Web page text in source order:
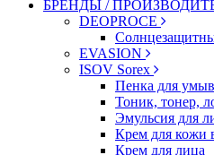
БРЕНДЫ /
DEOPROCE
EVASION
ISOV Sorex
Пенка для
Тоник, тонер,
Эмульсия для
Крем для кожи
Крем для лица